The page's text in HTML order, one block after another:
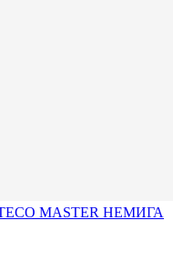
MASTER НЕМИГА